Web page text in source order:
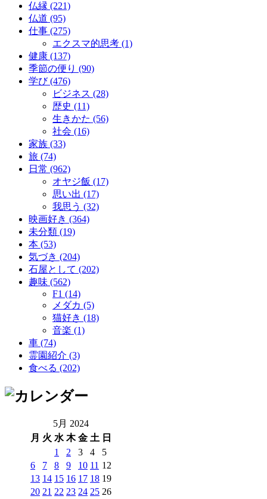
仏縁 (221)
仏道 (95)
仕事 (275)
エクスマ的思考 (1)
健康 (137)
季節の便り (90)
学び (476)
ビジネス (28)
歴史 (11)
生きかた (56)
社会 (16)
家族 (33)
旅 (74)
日常 (962)
オヤジ飯 (17)
思い出 (17)
我思う (32)
映画好き (364)
未分類 (19)
本 (53)
気づき (204)
石屋として (202)
趣味 (562)
F1 (14)
メダカ (5)
猫好き (18)
音楽 (1)
車 (74)
霊園紹介 (3)
食べる (202)
5月 2024
月 火 水 木 金 土 日
1 2 3 4
5
6
7 8 9 10 11 12
13 14 15 16 17 18 19
20 21 22 23 24 25 26